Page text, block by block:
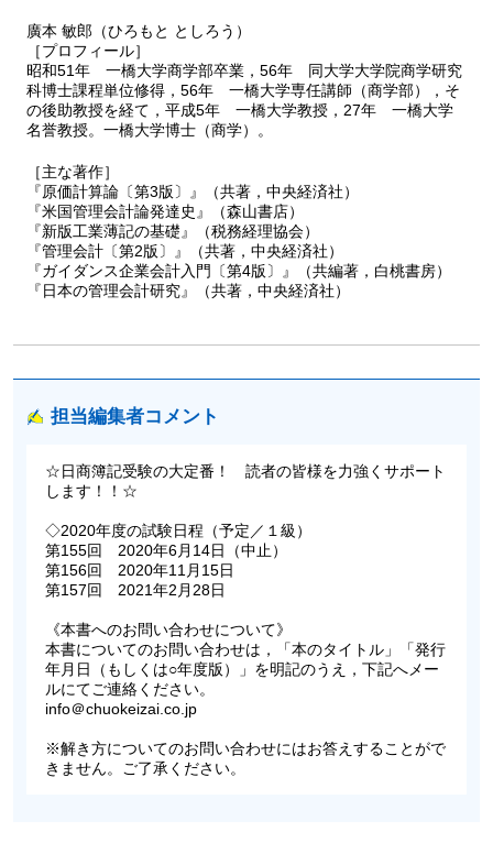
廣本 敏郎（ひろもと としろう）
［プロフィール］
昭和51年 一橋大学商学部卒業，56年 同大学大学院商学研究
科博士課程単位修得，56年 一橋大学専任講師（商学部），そ
の後助教授を経て，平成5年 一橋大学教授，27年 一橋大学
名誉教授。一橋大学博士（商学）。
［主な著作］
『原価計算論〔第3版〕』（共著，中央経済社）
『米国管理会計論発達史』（森山書店）
『新版工業薄記の基礎』（税務経理協会）
『管理会計〔第2版〕』（共著，中央経済社）
『ガイダンス企業会計入門〔第4版〕』（共編著，白桃書房）
『日本の管理会計研究』（共著，中央経済社）
担当編集者コメント
☆日商簿記受験の大定番！ 読者の皆様を力強くサポート
します！！☆
◇2020年度の試験日程（予定／１級）
第155回 2020年6月14日（中止）
第156回 2020年11月15日
第157回 2021年2月28日
《本書へのお問い合わせについて》
本書についてのお問い合わせは，「本のタイトル」「発行
年月日（もしくは○年度版）」を明記のうえ，下記へメー
ルにてご連絡ください。
info＠chuokeizai.co.jp
※解き方についてのお問い合わせにはお答えすることがで
きません。ご了承ください。